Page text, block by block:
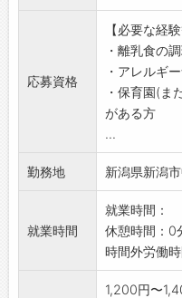
園児の給食
配膳、食器洗
生管理、ア
きます。食
・発注補助
けでなく、衛
全面にも配
を支えます。
※過去に特定
ども性暴力
なし】
応募資格
【必要な経験
・離乳食の
・アレルギ
・保育園(ま
がある方
...
勤務地 新潟県新潟
就業時間
就業時間：
休憩時間：0
時間外労働
1,200円〜